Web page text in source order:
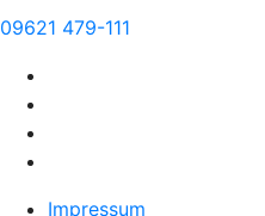
09621 479-111
Impressum